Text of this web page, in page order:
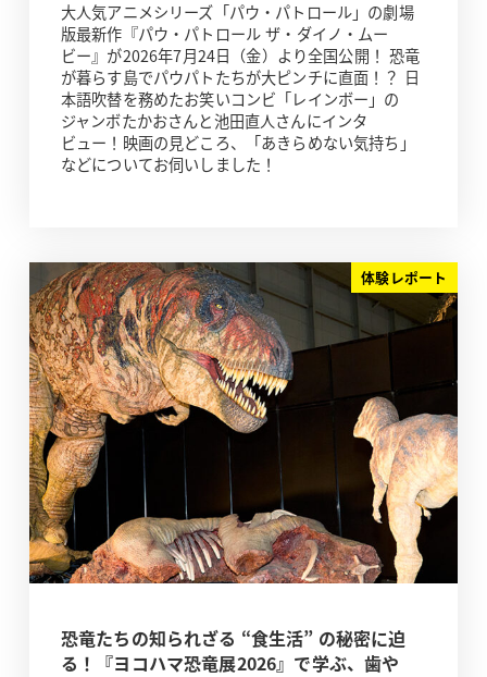
大人気アニメシリーズ「パウ・パトロール」の劇場
版最新作『パウ・パトロール ザ・ダイノ・ムー
ビー』が2026年7月24日（金）より全国公開！ 恐竜
が暮らす島でパウパトたちが大ピンチに直面！？ 日
本語吹替を務めたお笑いコンビ「レインボー」の
ジャンボたかおさんと池田直人さんにインタ
ビュー！映画の見どころ、「あきらめない気持ち」
などについてお伺いしました！
体験レポート
恐竜たちの知られざる “食生活” の秘密に迫
る！『ヨコハマ恐竜展2026』で学ぶ、歯や